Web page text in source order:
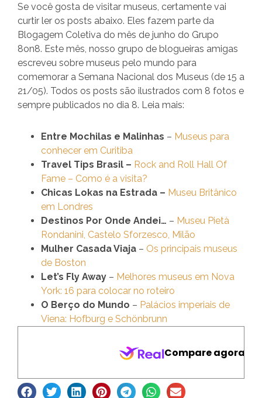
Se você gosta de visitar museus, certamente vai
curtir ler os posts abaixo. Eles fazem parte da
Blogagem Coletiva do mês de junho do Grupo
8on8. Este mês, nosso grupo de blogueiras amigas
escreveu sobre museus pelo mundo para
comemorar a Semana Nacional dos Museus (de 15 a
21/05). Todos os posts são ilustrados com 8 fotos e
sempre publicados no dia 8. Leia mais:
Entre Mochilas e Malinhas – Museus para
conhecer em Curitiba
Travel Tips Brasil – Rock and Roll Hall Of
Fame – Como é a visita?
Chicas Lokas na Estrada – Museu Britânico
em Londres
Destinos Por Onde Andei… – Museu Pietà
Rondanini, Castelo Sforzesco, Milão
Mulher Casada Viaja – Os principais museus
de Boston
Let’s Fly Away – Melhores museus em Nova
York: 16 para colocar no roteiro
O Berço do Mundo – Palácios imperiais de
Viena: Hofburg e Schönbrunn